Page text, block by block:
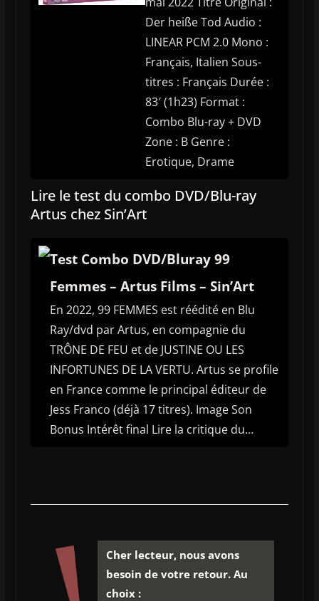
Der heiße Tod Audio :
LINEAR PCM 2.0 Mono :
Français, Italien Sous-
titres : Français Durée :
83′ (1h23) Format :
Combo Blu-ray + DVD
Zone : B Genre :
Erotique, Drame
Lire le test du combo DVD/Blu-ray
Artus chez Sin’Art
Test Combo DVD/Bluray 99
Femmes – Artus Films – Sin’Art
En 2022, 99 FEMMES est réédité en Blu
Ray/dvd par Artus, en compagnie du
TRÔNE DE FEU et de JUSTINE OU LES
INFORTUNES DE LA VERTU. Artus se profile
en France comme le principal éditeur de
Jess Franco (déjà 17 titres). Image Son
Bonus Intérêt final Lire la critique du…
Cher lecteur, nous avons
besoin de votre retour. Au
choix :